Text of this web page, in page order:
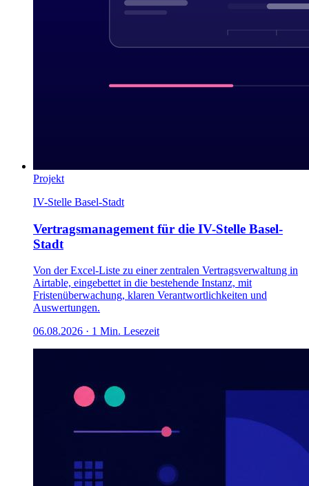
Projekt
IV-Stelle Basel-Stadt
Vertragsmanagement für die IV-Stelle Basel-
Stadt
Von der Excel-Liste zu einer zentralen Vertragsverwaltung in
Airtable, eingebettet in die bestehende Instanz, mit
Fristenüberwachung, klaren Verantwortlichkeiten und
Auswertungen.
06.08.2026 · 1 Min. Lesezeit